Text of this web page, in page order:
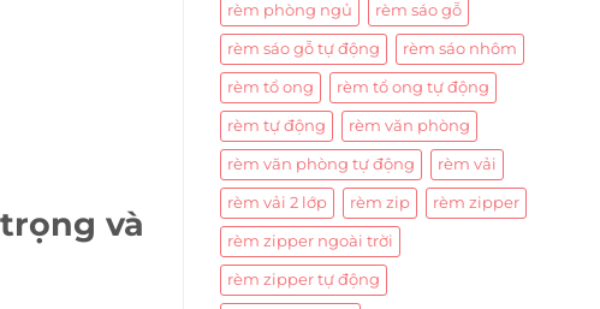
và
rèm phòng ngủ rèm sáo gỗ
rèm sáo gỗ tự động rèm sáo nhôm
rèm tổ ong rèm tổ ong tự động
rèm tự động rèm văn phòng
rèm văn phòng tự động rèm vải
rèm vải 2 lớp rèm zip rèm zipper
rèm zipper ngoài trời
rèm zipper tự động